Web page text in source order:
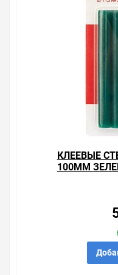
Клеевые пистолеты
по хорошим ценам.
сайте именно то, что
времени. Есть поиск
Весь товар
качества. Мы
поставщиками,
зарекомендовавших
Быстрая доставка в
вариантов, вы всегда
6шт.) , можно
курьерскую доставку
выбирать из того, что
что нужно, что
Брак – это
выявлен, то возврат
соответствии с
КЛЕЕВЫЕ
100ММ